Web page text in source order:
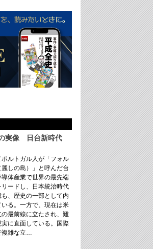
実像 日台新時代
ポルトガル人が「フォル
麗しの島）」と呼んだ台
導体産業で世界の最先端
リードし、日本統治時代
も、歴史の一部として内
いる。一方で、現在は米
の最前線に立たされ、難
実に直面している。国際
複雑な立…